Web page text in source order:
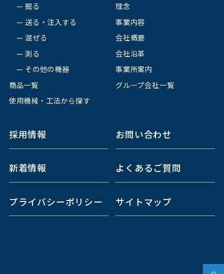
掘る
送る・注入する
混ぜる
測る
その他の機器
商品一覧
使用機械・工法から探す
理念
事業内容
会社概要
会社沿革
事業所案内
グループ会社一覧
採用情報 お問い合わせ
新着情報 よくあるご質問
プライバシーポリシー サイトマップ